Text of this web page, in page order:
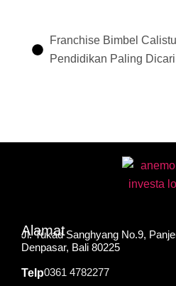
Franchise Bimbel
Pendidikan Paling
Alamat
Jl. Tukad Sanghyang No.9,
Denpasar, Bali 80225
Telp0361 4782277